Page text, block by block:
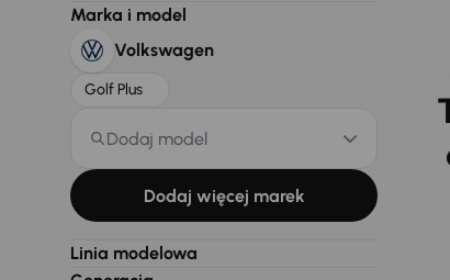
Marka i model
Volkswagen
Golf Plus
Dodaj model
Dodaj więcej marek
Linia modelowa